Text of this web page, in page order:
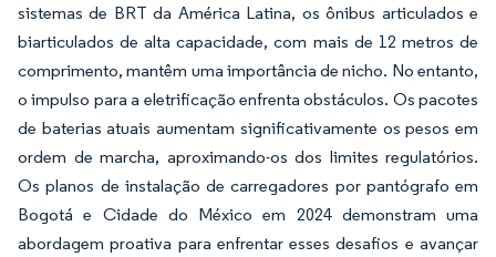
sistemas de BRT da América Latina, os ônibus articulados e
biarticulados de alta capacidade, com mais de 12 metros de
comprimento, mantêm uma importância de nicho. No entanto,
o impulso para a eletrificação enfrenta obstáculos. Os pacotes
de baterias atuais aumentam significativamente os pesos em
ordem de marcha, aproximando-os dos limites regulatórios.
Os planos de instalação de carregadores por pantógrafo em
Bogotá e Cidade do México em 2024 demonstram uma
abordagem proativa para enfrentar esses desafios e avançar